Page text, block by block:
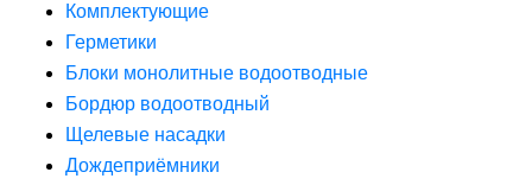
Комплектующие
Герметики
Блоки монолитные водоотводные
Бордюр водоотводный
Щелевые насадки
Дождеприёмники